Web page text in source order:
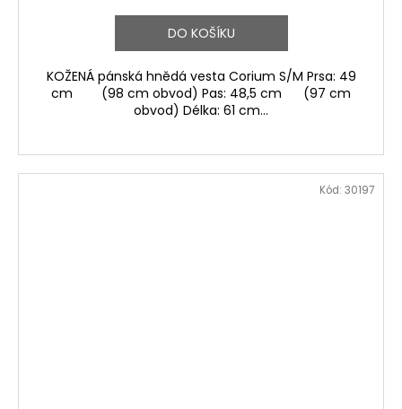
DO KOŠÍKU
KOŽENÁ pánská hnědá vesta Corium S/M Prsa: 49
cm (98 cm obvod) Pas: 48,5 cm (97 cm
obvod) Délka: 61 cm...
Kód: 30197